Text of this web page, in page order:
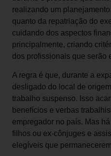
realizando um
quanto da repatriação do
cuidando dos aspectos
principalmente, criando
dos profissionais que serão
A regra é que, durante a
desligado do local de
trabalho suspenso. Isso
benefícios e verbas
empregador no país. Mas
filhos ou ex-cônjuges e
elegíveis que